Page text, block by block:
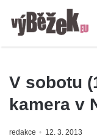
V sobotu
kamera v
redakce 12. 3. 2013